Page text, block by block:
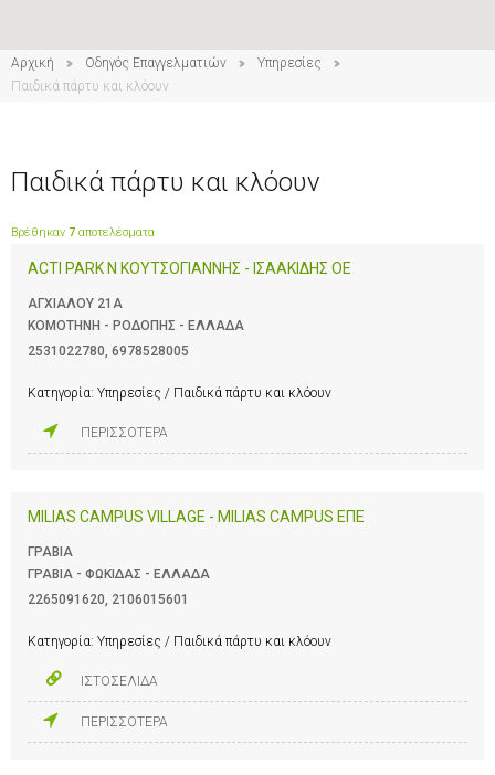
Αρχική Οδηγός Επαγγελματιών
Υπηρεσίες
Παιδικά πάρτυ και κλόουν
Παιδικά πάρτυ και κλόουν
Βρέθηκαν 7 αποτελέσματα
ACTI PARK N ΚΟΥΤΣΟΓΙΑΝΝΗΣ - ΙΣΑΑΚΙΔΗΣ ΟΕ
ΑΓΧΙΑΛΟΥ 21Α
ΚΟΜΟΤΗΝΗ - ΡΟΔΟΠΗΣ - ΕΛΛΑΔΑ
2531022780, 6978528005
Κατηγορία: Υπηρεσίες / Παιδικά πάρτυ και κλόουν
ΠΕΡΙΣΣΟΤΕΡΑ
MILIAS CAMPUS VILLAGE - MILIAS CAMPUS ΕΠΕ
ΓΡΑΒΙΑ
ΓΡΑΒΙΑ - ΦΩΚΙΔΑΣ - ΕΛΛΑΔΑ
2265091620, 2106015601
Κατηγορία: Υπηρεσίες / Παιδικά πάρτυ και κλόουν
ΙΣΤΟΣΕΛΙΔΑ
ΠΕΡΙΣΣΟΤΕΡΑ